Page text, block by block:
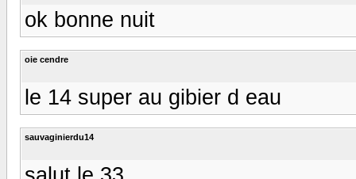
ok bonne nuit
oie cendre
le 14 super au gibier d eau
sauvaginierdu14